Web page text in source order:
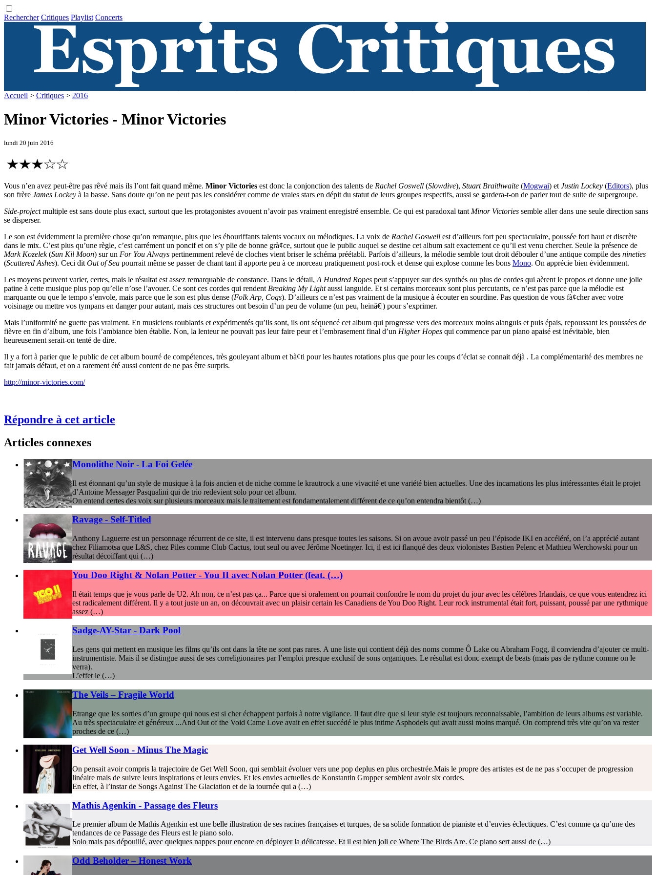
Rechercher Critiques Playlist Concerts
Accueil > Critiques > 2016
Minor Victories - Minor Victories
lundi 20 juin 2016
Vous n’en avez peut-être pas rêvé mais ils l’ont fait quand même. Minor Victories est donc la conjonction des talents de Rachel Goswell (Slowdive), Stuart Braithwaite (Mogwai) et Justin Lockey (Editors), plus
son frère James Lockey à la basse. Sans doute qu’on ne peut pas les considérer comme de vraies stars en dépit du statut de leurs groupes respectifs, aussi se gardera-t-on de parler tout de suite de supergroupe.
Side-projectmultiple est sans doute plus exact, surtout que les protagonistes avouent n’avoir pas vraiment enregistré ensemble. Ce qui est paradoxal tant Minor Victories semble aller dans une seule direction sans
se disperser.
Le son est évidemment la première chose qu’on remarque, plus que les ébouriffants talents vocaux ou mélodiques. La voix de Rachel Goswell est d’ailleurs fort peu spectaculaire, poussée fort haut et discrète
dans le mix. C’est plus qu’une règle, c’est carrément un poncif et on s’y plie de bonne grà¢ce, surtout que le public auquel se destine cet album sait exactement ce qu’il est venu chercher. Seule la présence de
Mark Kozelek(Sun Kil Moon) sur un For You Always pertinemment relevé de cloches vient briser le schéma préétabli. Parfois d’ailleurs, la mélodie semble tout droit débouler d’une antique compile des nineties
(Scattered Ashes). Ceci dit Out of Sea pourrait même se passer de chant tant il apporte peu à ce morceau pratiquement post-rock et dense qui explose comme les bons Mono. On apprécie bien évidemment.
Les moyens peuvent varier, certes, mais le résultat est assez remarquable de constance. Dans le détail, A Hundred Ropes peut s’appuyer sur des synthés ou plus de cordes qui aèrent le propos et donne une jolie
patine à cette musique plus pop qu’elle n’ose l’avouer. Ce sont ces cordes qui rendent Breaking My Lightaussi languide. Et si certains morceaux sont plus percutants, ce n’est pas parce que la mélodie est
marquante ou que le tempo s’envole, mais parce que le son est plus dense (Folk Arp, Cogs). D’ailleurs ce n’est pas vraiment de la musique à écouter en sourdine. Pas question de vous fà¢cher avec votre
voisinage ou mettre vos tympans en danger pour autant, mais ces structures ont besoin d’un peu de volume (un peu, heinâ€¦) pour s’exprimer.
Mais l’uniformité ne guette pas vraiment. En musiciens roublards et expérimentés qu’ils sont, ils ont séquencé cet album qui progresse vers des morceaux moins alanguis et puis épais, repoussant les poussées de
fièvre en fin d’album, une fois l’ambiance bien établie. Non, la lenteur ne pouvait pas leur faire peur et l’embrasement final d’un Higher Hopes qui commence par un piano apaisé est inévitable, bien
heureusement serait-on tenté de dire.
Il y a fort à parier que le public de cet album bourré de compétences, très gouleyant album et bà¢ti pour les hautes rotations plus que pour les coups d’éclat se connait déjà . La complémentarité des membres ne
fait jamais défaut, et on a rarement été aussi content de ne pas être surpris.
http://minor-victories.com/
Répondre à cet article
Articles connexes
Monolithe Noir - La Foi Gelée
Il est étonnant qu’un style de musique à la fois ancien et de niche comme le krautrock a une vivacité et une variété bien actuelles. Une des incarnations les plus intéressantes était le projet
d’Antoine Messager Pasqualini qui de trio redevient solo pour cet album.
On entend certes des voix sur plusieurs morceaux mais le traitement est fondamentalement différent de ce qu’on entendra bientôt (…)
Ravage - Self-Titled
Anthony Laguerre est un personnage récurrent de ce site, il est intervenu dans presque toutes les saisons. Si on avoue avoir passé un peu l’épisode IKI en accéléré, on l’a apprécié autant
chez Filiamotsa que L&S, chez Piles comme Club Cactus, tout seul ou avec Jérôme Noetinger. Ici, il est ici flanqué des deux violonistes Bastien Pelenc et Mathieu Werchowski pour un
résultat décoiffant qui (…)
You Doo Right & Nolan Potter - You II avec Nolan Potter (feat. (…)
Il était temps que je vous parle de U2. Ah non, ce n’est pas ça... Parce que si oralement on pourrait confondre le nom du projet du jour avec les célèbres Irlandais, ce que vous entendrez ici
est radicalement différent. Il y a tout juste un an, on découvrait avec un plaisir certain les Canadiens de You Doo Right. Leur rock instrumental était fort, puissant, poussé par une rythmique
assez (…)
Sadge-AY-Star - Dark Pool
Les gens qui mettent en musique les films qu’ils ont dans la tête ne sont pas rares. A une liste qui contient déjà des noms comme Ô Lake ou Abraham Fogg, il conviendra d’ajouter ce multi-
instrumentiste. Mais il se distingue aussi de ses correligionaires par l’emploi presque exclusif de sons organiques. Le résultat est donc exempt de beats (mais pas de rythme comme on le
verra).
L’effet le (…)
The Veils – Fragile World
Etrange que les sorties d’un groupe qui nous est si cher échappent parfois à notre vigilance. Il faut dire que si leur style est toujours reconnaissable, l’ambition de leurs albums est variable.
Au très spectaculaire et généreux ...And Out of the Void Came Love avait en effet succédé le plus intime Asphodels qui avait aussi moins marqué. On comprend très vite qu’on va rester
proches de ce (…)
Get Well Soon - Minus The Magic
On pensait avoir compris la trajectoire de Get Well Soon, qui semblait évoluer vers une pop deplus en plus orchestrée.Mais le propre des artistes est de ne pas s’occuper de progression
linéaire mais de suivre leurs inspirations et leurs envies. Et les envies actuelles de Konstantin Gropper semblent avoir six cordes.
En effet, à l’instar de Songs Against The Glaciation et de la tournée qui a (…)
Mathis Agenkin - Passage des Fleurs
Le premier album de Mathis Agenkin est une belle illustration de ses racines françaises et turques, de sa solide formation de pianiste et d’envies éclectiques. C’est comme ça qu’une des
tendances de ce Passage des Fleurs est le piano solo.
Solo mais pas dépouillé, avec quelques nappes pour encore en déployer la délicatesse. Et il est bien joli ce Where The Birds Are. Ce piano sert aussi de (…)
Odd Beholder – Honest Work